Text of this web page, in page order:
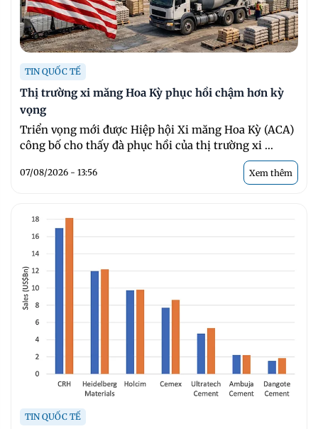
TIN QUỐC TẾ
Thị trường xi măng Hoa Kỳ phục hồi chậm hơn kỳ
vọng
Triển vọng mới được Hiệp hội Xi măng Hoa Kỳ (ACA)
công bố cho thấy đà phục hồi của thị trường xi ...
07/08/2026 - 13:56 Xem thêm
TIN QUỐC TẾ